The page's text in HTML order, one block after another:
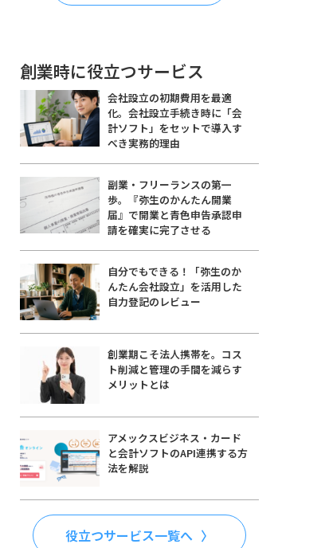
創業時に役立つサービス
会社設立の初期費用を最適
化。会社設立手続き時に「会
計ソフト」をセットで導入す
べき実務的理由
副業・フリーランスの第一
歩。『弥生のかんたん開業
届』で開業と青色申告承認申
請を確実に完了させる
自分でもできる！「弥生のか
んたん会社設立」を活用した
自力登記のレビュー
創業期こそ法人携帯を。コス
ト削減と管理の手間を減らす
メリットとは
アメックスビジネス・カード
と会計ソフトのAPI連携する方
法を解説
役立つサービス一覧へ